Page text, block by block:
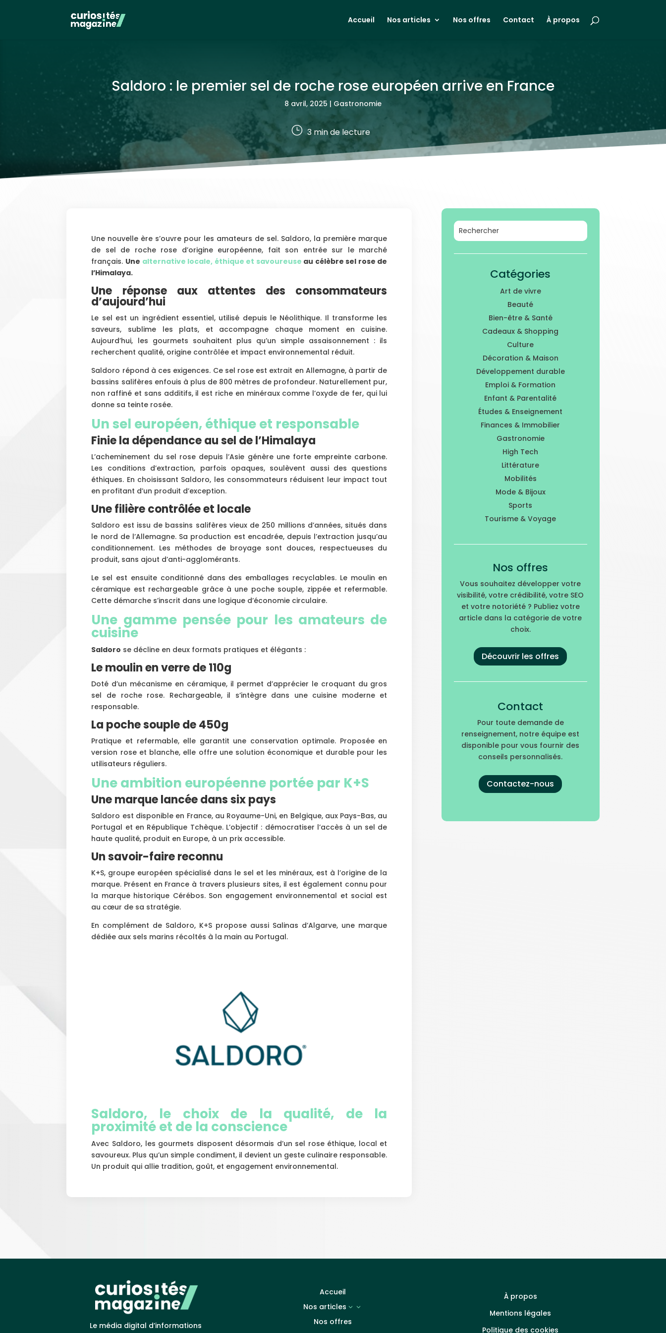
Accueil Nos articles Nos offres Contact À propos
Saldoro : le premier sel de roche rose européen arrive en France
8 avril, 2025 | Gastronomie
} 3 min de lecture
Une nouvelle ère s’ouvre pour les amateurs de sel. Saldoro, la première marque
de sel de roche rose d’origine européenne, fait son entrée sur le marché
français. Une alternative locale, éthique et savoureuse au célèbre sel rose de
l’Himalaya.
Une réponse aux attentes des consommateurs
d’aujourd’hui
Le sel est un ingrédient essentiel, utilisé depuis le Néolithique. Il transforme les
saveurs, sublime les plats, et accompagne chaque moment en cuisine.
Aujourd’hui, les gourmets souhaitent plus qu’un simple assaisonnement : ils
recherchent qualité, origine contrôlée et impact environnemental réduit.
Saldoro répond à ces exigences. Ce sel rose est extrait en Allemagne, à partir de
bassins salifères enfouis à plus de 800 mètres de profondeur. Naturellement pur,
non raffiné et sans additifs, il est riche en minéraux comme l’oxyde de fer, qui lui
donne sa teinte rosée.
Un sel européen, éthique et responsable
Finie la dépendance au sel de l’Himalaya
L’acheminement du sel rose depuis l’Asie génère une forte empreinte carbone.
Les conditions d’extraction, parfois opaques, soulèvent aussi des questions
éthiques. En choisissant Saldoro, les consommateurs réduisent leur impact tout
en profitant d’un produit d’exception.
Une filière contrôlée et locale
Saldoro est issu de bassins salifères vieux de 250 millions d’années, situés dans
le nord de l’Allemagne. Sa production est encadrée, depuis l’extraction jusqu’au
conditionnement. Les méthodes de broyage sont douces, respectueuses du
produit, sans ajout d’anti-agglomérants.
Le sel est ensuite conditionné dans des emballages recyclables. Le moulin en
céramique est rechargeable grâce à une poche souple, zippée et refermable.
Cette démarche s’inscrit dans une logique d’économie circulaire.
Une gamme pensée pour les amateurs de
cuisine
Saldoro se décline en deux formats pratiques et élégants :
Le moulin en verre de 110g
Doté d’un mécanisme en céramique, il permet d’apprécier le croquant du gros
sel de roche rose. Rechargeable, il s’intègre dans une cuisine moderne et
responsable.
La poche souple de 450g
Pratique et refermable, elle garantit une conservation optimale. Proposée en
version rose et blanche, elle offre une solution économique et durable pour les
utilisateurs réguliers.
Une ambition européenne portée par K+S
Une marque lancée dans six pays
Saldoro est disponible en France, au Royaume-Uni, en Belgique, aux Pays-Bas, au
Portugal et en République Tchèque. L’objectif : démocratiser l’accès à un sel de
haute qualité, produit en Europe, à un prix accessible.
Un savoir-faire reconnu
K+S, groupe européen spécialisé dans le sel et les minéraux, est à l’origine de la
marque. Présent en France à travers plusieurs sites, il est également connu pour
la marque historique Cérébos. Son engagement environnemental et social est
au cœur de sa stratégie.
En complément de Saldoro, K+S propose aussi Salinas d’Algarve, une marque
dédiée aux sels marins récoltés à la main au Portugal.
Saldoro, le choix de la qualité, de la
proximité et de la conscience
Avec Saldoro, les gourmets disposent désormais d’un sel rose éthique, local et
savoureux. Plus qu’un simple condiment, il devient un geste culinaire responsable.
Un produit qui allie tradition, goût, et engagement environnemental.
Catégories
Art de vivre
Beauté
Bien-être & Santé
Cadeaux & Shopping
Culture
Décoration & Maison
Développement durable
Emploi & Formation
Enfant & Parentalité
Études & Enseignement
Finances & Immobilier
Gastronomie
High Tech
Littérature
Mobilités
Mode & Bijoux
Sports
Tourisme & Voyage
Nos offres
Vous souhaitez développer votre
visibilité, votre crédibilité, votre SEO
et votre notoriété ? Publiez votre
article dans la catégorie de votre
choix.
Découvrir les offres
Contact
Pour toute demande de
renseignement, notre équipe est
disponible pour vous fournir des
conseils personnalisés.
Contactez-nous
Le média digital d’informations
Accueil
Nos articles
3
Nos offres
À propos
Mentions légales
Politique des cookies